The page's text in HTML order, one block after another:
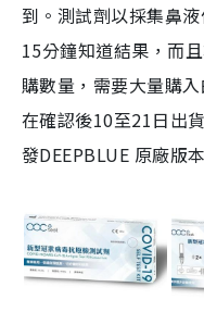
到。測試劑以採集鼻
15分鐘知道結果，而
購數量，需要大量購
在確認後10至21日出
發DEEPBLUE 原廠版